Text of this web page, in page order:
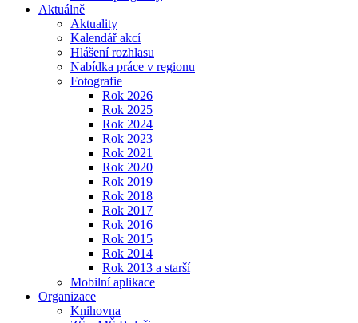
Aktuálně
Aktuality
Kalendář akcí
Hlášení rozhlasu
Nabídka práce v regionu
Fotografie
Rok 2026
Rok 2025
Rok 2024
Rok 2023
Rok 2021
Rok 2020
Rok 2019
Rok 2018
Rok 2017
Rok 2016
Rok 2015
Rok 2014
Rok 2013 a starší
Mobilní aplikace
Organizace
Knihovna